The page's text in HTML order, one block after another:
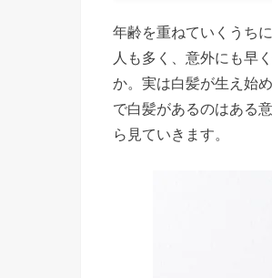
き
る
原
因
年齢を重ねていくうち
人も多く、意外にも早
か。実は白髪が生え始
で白髪があるのはある
ら見ていきます。